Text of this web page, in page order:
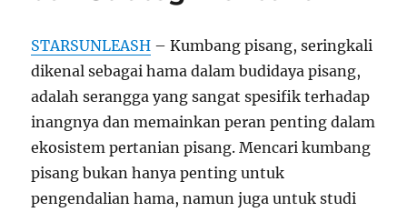
STARSUNLEASH – Kumbang pisang, seringkali
dikenal sebagai hama dalam budidaya pisang,
adalah serangga yang sangat spesifik terhadap
inangnya dan memainkan peran penting dalam
ekosistem pertanian pisang. Mencari kumbang
pisang bukan hanya penting untuk
pengendalian hama, namun juga untuk studi